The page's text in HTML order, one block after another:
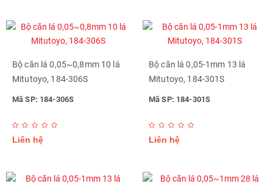
Bộ căn lá 0,05~0,8mm 10 lá
Mitutoyo, 184-306S
Mã SP: 184-306S
Liên hệ
Bộ căn lá 0,05-1mm 13 lá
Mitutoyo, 184-301S
Mã SP: 184-301S
Liên hệ